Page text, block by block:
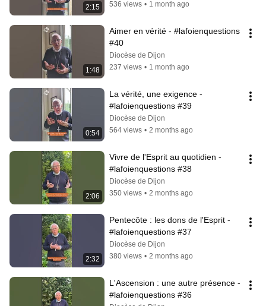
2:15
536 views • 1 month ago
1:48
Aimer en vérité - #lafoienquestions
#40
Diocèse de Dijon
237 views • 1 month ago
0:54
La vérité, une exigence -
#lafoienquestions #39
Diocèse de Dijon
564 views • 2 months ago
2:06
Vivre de l'Esprit au quotidien -
#lafoienquestions #38
Diocèse de Dijon
350 views • 2 months ago
2:32
Pentecôte : les dons de l'Esprit -
#lafoienquestions #37
Diocèse de Dijon
380 views • 2 months ago
L'Ascension : une autre présence -
#lafoienquestions #36